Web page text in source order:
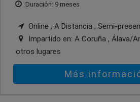
Duración: 9 meses
Online , A Distancia , Semi-
Impartido en: A Coruña , Álava/
otros lugares
Más